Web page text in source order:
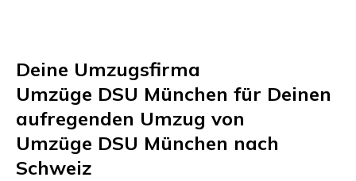
Deine Umzugsfirma
Umzüge DSU München für Deinen
aufregenden Umzug von
Umzüge DSU München nach
Schweiz